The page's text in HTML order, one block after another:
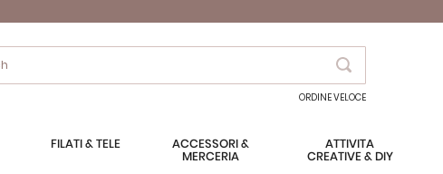
Search
ORDINE VELOCE
FILATI & TELE
ACCESSORI &
MERCERIA
ATTIVITÀ
CREATIVE & DIY